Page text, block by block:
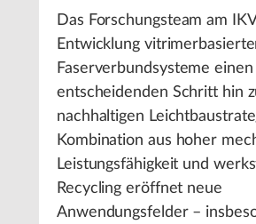
Das Forschungsteam am
Entwicklung
Faserverbundsysteme einen
entscheidenden Schritt hin
nachhaltigen
Kombination aus hoher
Leistungsfähigkeit und
Recycling eröffnet neue
Anwendungsfelder –